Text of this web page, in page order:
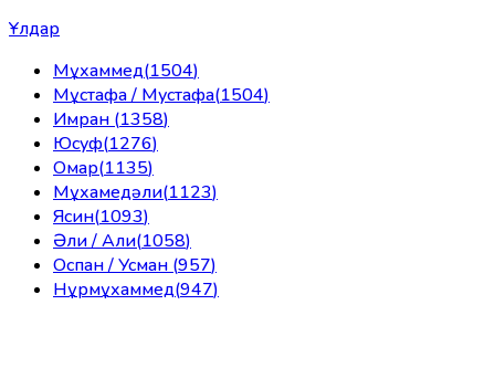
Ұлдар
Мұхаммед(1504)
Мұстафа / Мустафа(1504)
Имран (1358)
Юсуф(1276)
Омар(1135)
Мұхамедәли(1123)
Ясин(1093)
Әли / Али(1058)
Оспан / Усман (957)
Нұрмұхаммед(947)